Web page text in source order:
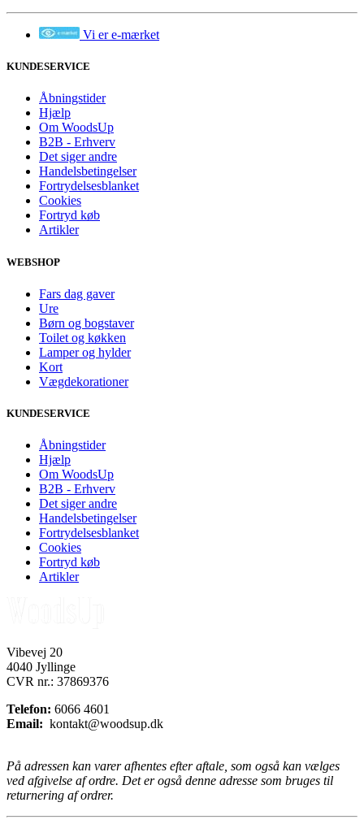
Vi er e-mærket
KUNDESERVICE
Åbningstider
Hjælp
Om WoodsUp
B2B - Erhverv
Det siger andre
Handelsbetingelser
Fortrydelsesblanket
Cookies
Fortryd køb
Artikler
WEBSHOP
Fars dag gaver
Ure
Børn og bogstaver
Toilet og køkken
Lamper og hylder
Kort
Vægdekorationer
KUNDESERVICE
Åbningstider
Hjælp
Om WoodsUp
B2B - Erhverv
Det siger andre
Handelsbetingelser
Fortrydelsesblanket
Cookies
Fortryd køb
Artikler
Vibevej 20
4040 Jyllinge
CVR nr.: 37869376
Telefon: 6066 4601
Email: kontakt@woodsup.dk
På adressen kan varer afhentes efter aftale, som også kan vælges
ved afgivelse af ordre. Det er også denne adresse som bruges til
returnering af ordrer.